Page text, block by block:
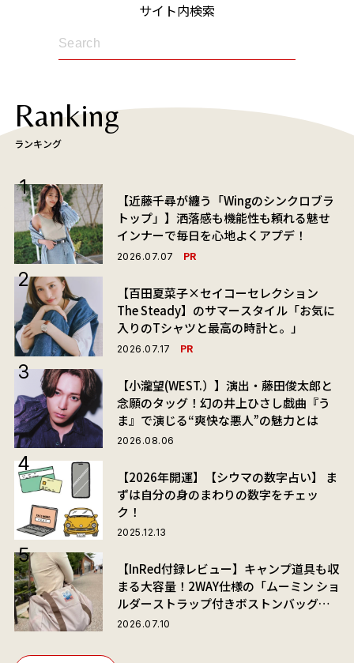
サイト内検索
Ranking
ランキング
【近藤千尋が纏う「Wingのシンクロブラ
トップ」】洒落感も機能性も頼れる魅せ
インナーで毎日を心地よくアプデ！
2026.07.07 PR
【百田夏菜子×セイコーセレクション
The Steady】のサマースタイル「お気に
入りのTシャツと最高の時計と。」
2026.07.17 PR
【小瀧望(WEST.）】演出・藤田俊太郎と
念願のタッグ！幻の井上ひさし戯曲『う
ま』で演じる“爽快な悪人”の魅力とは
2026.08.06
【2026年開運】【シウマの数字占い】 ま
ずは自分の身のまわりの数字をチェッ
ク！
2025.12.13
【InRed付録レビュー】キャンプ道具も収
まる大容量！2WAY仕様の「ムーミン ショ
ルダーストラップ付きボストンバッグ」
が夏旅におすすめな理由
2026.07.10